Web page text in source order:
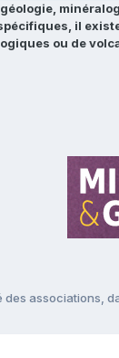
il
ou de
des associations,